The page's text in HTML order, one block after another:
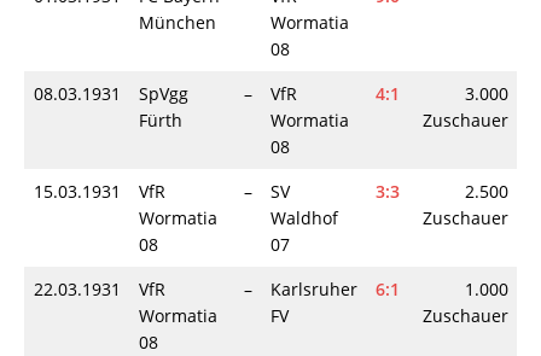
München
Wormatia
08
08.03.1931
SpVgg
Fürth
–
VfR
Wormatia
08
4:1
3.000
Zuschauer
15.03.1931
VfR
Wormatia
08
–
SV
Waldhof
07
3:3
2.500
Zuschauer
22.03.1931
VfR
Wormatia
08
–
Karlsruher
FV
6:1
1.000
Zuschauer